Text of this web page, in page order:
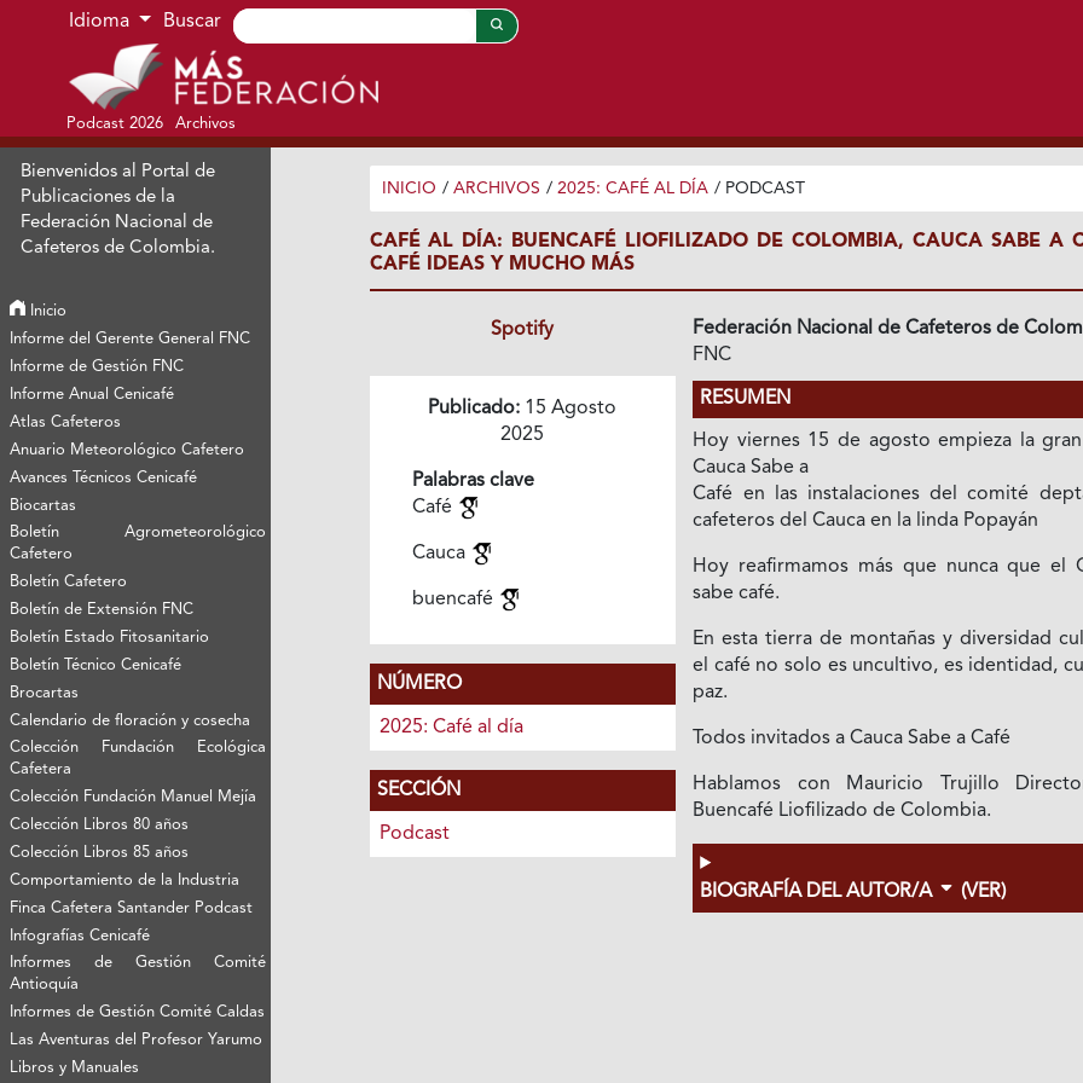
Ir al menú de navegación principal
Ir al contenido principal
Ir al pie de página del sitio
Idioma Buscar
Podcast 2026 Archivos
Bienvenidos al Portal de
Publicaciones de la
Federación Nacional de
Cafeteros de Colombia.
Inicio
Informe del Gerente General FNC
Informe de Gestión FNC
Informe Anual Cenicafé
Atlas Cafeteros
Anuario Meteorológico Cafetero
Avances Técnicos Cenicafé
Biocartas
Boletín Agrometeorológico
Cafetero
Boletín Cafetero
Boletín de Extensión FNC
Boletín Estado Fitosanitario
Boletín Técnico Cenicafé
Brocartas
Calendario de floración y cosecha
Colección Fundación Ecológica
Cafetera
Colección Fundación Manuel Mejía
Colección Libros 80 años
Colección Libros 85 años
Comportamiento de la Industria
Finca Cafetera Santander Podcast
Infografías Cenicafé
Informes de Gestión Comité
Antioquía
Informes de Gestión Comité Caldas
Las Aventuras del Profesor Yarumo
Libros y Manuales
INICIO / ARCHIVOS / 2025: CAFÉ AL DÍA / PODCAST
CAFÉ AL DÍA: BUENCAFÉ LIOFILIZADO DE COLOMBIA, CAUCA SABE A
CAFÉ IDEAS Y MUCHO MÁS
Spotify
Publicado: 15 Agosto
2025
Palabras clave
Café
Cauca
buencafé
NÚMERO
2025: Café al día
SECCIÓN
Podcast
Federación Nacional de Cafeteros de
FNC
RESUMEN
Hoy viernes 15 de agosto empieza la
Cauca Sabe a
Café en las instalaciones del comité
cafeteros del Cauca en la linda Popayán
Hoy reafirmamos más que nunca que el
sabe café.
En esta tierra de montañas y diversidad
el café no solo es uncultivo, es identidad,
paz.
Todos invitados a Cauca Sabe a Café
Hablamos con Mauricio Trujillo
Buencafé Liofilizado de Colombia.
BIOGRAFÍA DEL AUTOR/A (VER)